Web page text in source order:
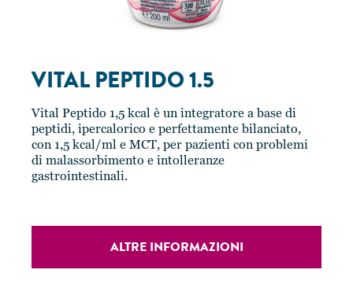
VITAL PEPTIDO 1.5
Vital Peptido 1,5 kcal è un integratore a base di
peptidi, ipercalorico e perfettamente bilanciato,
con 1,5 kcal/ml e MCT, per pazienti con problemi
di malassorbimento e intolleranze
gastrointestinali.
ALTRE INFORMAZIONI